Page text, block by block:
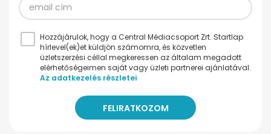
Hozzájárulok, hogy a Central Médiacsoport Zrt. Startlap
hírlevel(ek)et küldjön számomra, és közvetlen
üzletszerzési céllal megkeressen az általam megadott
elérhetőségeimen saját vagy üzleti partnerei ajánlatával.
Az adatkezelés részletei